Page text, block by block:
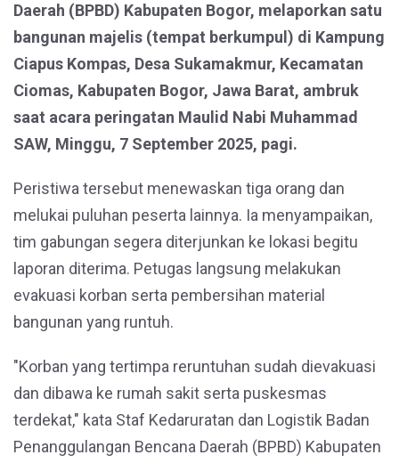
Daerah (BPBD) Kabupaten Bogor, melaporkan satu
bangunan majelis (tempat berkumpul) di Kampung
Ciapus Kompas, Desa Sukamakmur, Kecamatan
Ciomas, Kabupaten Bogor, Jawa Barat, ambruk
saat acara peringatan Maulid Nabi Muhammad
SAW, Minggu, 7 September 2025, pagi.
Peristiwa tersebut menewaskan tiga orang dan
melukai puluhan peserta lainnya. Ia menyampaikan,
tim gabungan segera diterjunkan ke lokasi begitu
laporan diterima. Petugas langsung melakukan
evakuasi korban serta pembersihan material
bangunan yang runtuh.
"Korban yang tertimpa reruntuhan sudah dievakuasi
dan dibawa ke rumah sakit serta puskesmas
terdekat," kata Staf Kedaruratan dan Logistik Badan
Penanggulangan Bencana Daerah (BPBD) Kabupaten